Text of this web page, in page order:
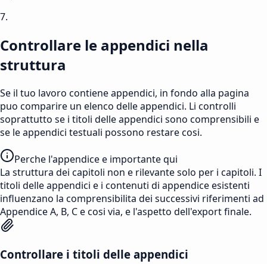
7.
Controllare le appendici nella
struttura
Se il tuo lavoro contiene appendici, in fondo alla pagina
puo comparire un elenco delle appendici. Li controlli
soprattutto se i titoli delle appendici sono comprensibili e
se le appendici testuali possono restare cosi.
Perche l'appendice e importante qui
La struttura dei capitoli non e rilevante solo per i capitoli. I
titoli delle appendici e i contenuti di appendice esistenti
influenzano la comprensibilita dei successivi riferimenti ad
Appendice A, B, C e cosi via, e l'aspetto dell'export finale.
Controllare i titoli delle appendici